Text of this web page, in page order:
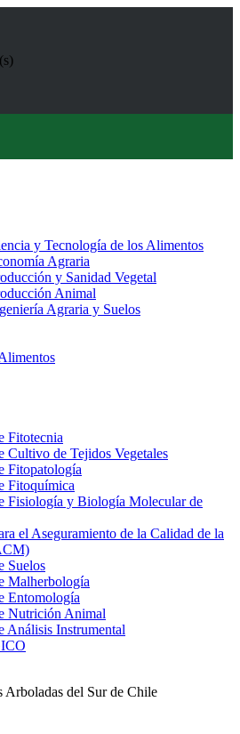
y Tecnología de los Alimentos
Agraria
y Sanidad Vegetal
Animal
Agraria y Suelos
Fitotecnia
Cultivo de Tejidos Vegetales
Fitopatología
Fitoquímica
Fisiología y Biología Molecular de
el Aseguramiento de la Calidad de la
Suelos
Malherbología
Entomología
Nutrición Animal
Análisis Instrumental
Arboladas del Sur de Chile